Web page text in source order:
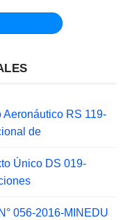
RS 119-
de
Único DS 019-
056-2016-MINEDU